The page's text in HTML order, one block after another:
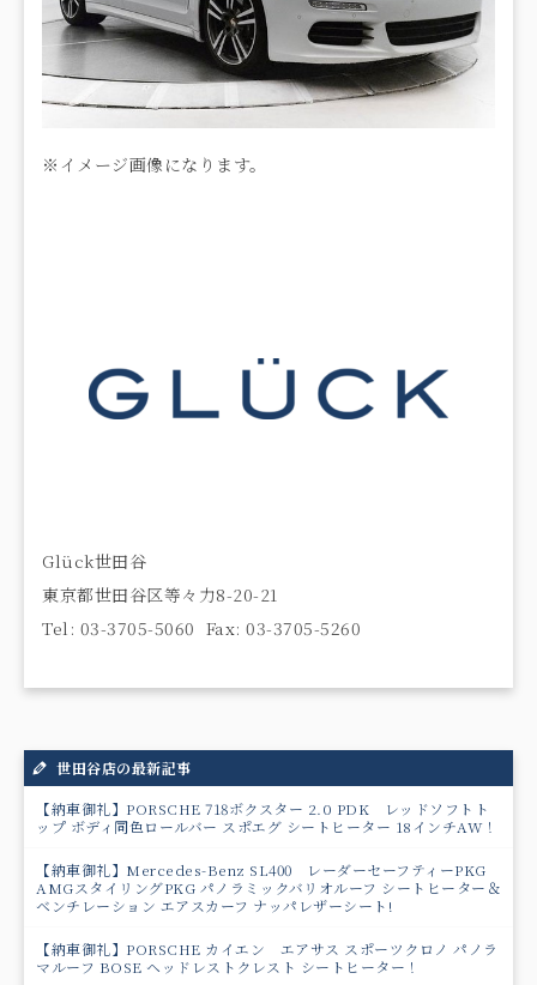
※イメージ画像になります。
Glück世田谷
東京都世田谷区等々力8-20-21
Tel: 03-3705-5060 Fax: 03-3705-5260
世田谷店の最新記事
【納車御礼】PORSCHE 718ボクスター 2.0 PDK レッドソフトト
ップ ボディ同色ロールバー スポエグ シートヒーター 18インチAW！
【納車御礼】Mercedes-Benz SL400 レーダーセーフティーPKG
AMGスタイリングPKG パノラミックバリオルーフ シートヒーター＆
ベンチレーション エアスカーフ ナッパレザーシート!
【納車御礼】PORSCHE カイエン エアサス スポーツクロノ パノラ
マルーフ BOSE ヘッドレストクレスト シートヒーター！